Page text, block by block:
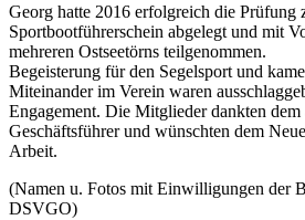
Georg hatte 2016 erfolgreich die Prüfung
Sportbootführerschein abgelegt und mit
mehreren Ostseetörns teilgenommen.
Begeisterung für den Segelsport und
Miteinander im Verein waren
Engagement. Die Mitglieder dankten dem
Geschäftsführer und wünschten dem
Arbeit.
(Namen u. Fotos mit Einwilligungen der
DSVGO)